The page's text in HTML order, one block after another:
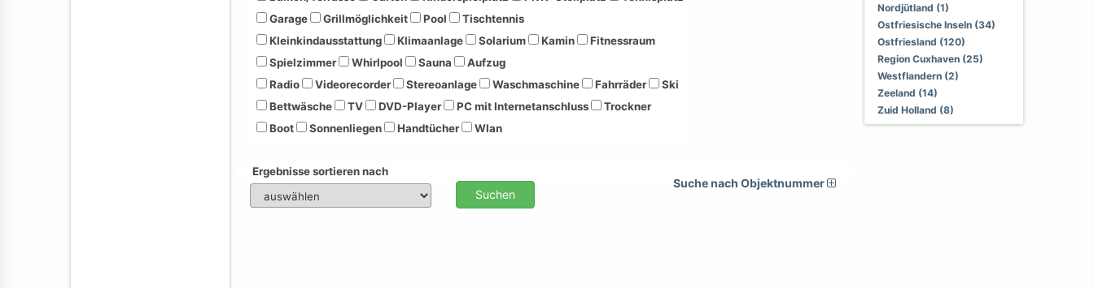
Garage
Grillmöglichkeit Pool
Tischtennis
Kleinkindausstattung
Klimaanlage Solarium Kamin
Fitnessraum
Spielzimmer
Whirlpool Sauna
Aufzug
Radio
Videorecorder Stereoanlage Waschmaschine Fahrräder
Ski
Bettwäsche
TV DVD-Player PC mit Internetanschluss
Trockner
Boot
Sonnenliegen Handtücher Wlan
Ergebnisse sortieren nach
Suchen
Suche nach Objektnummer
Nordjütland (1)
Ostfriesische Inseln (34)
Ostfriesland (120)
Region Cuxhaven (25)
Westflandern (2)
Zeeland (14)
Zuid Holland (8)